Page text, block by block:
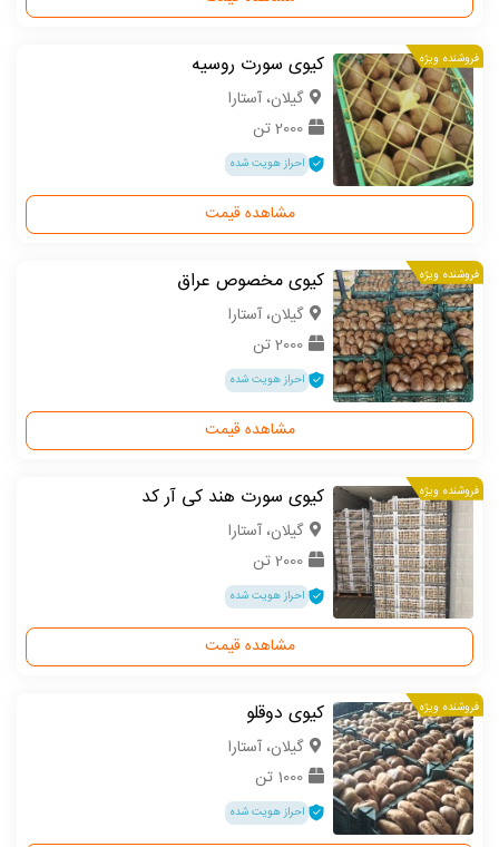
فروشنده ویژه کیوی سورت روسیه
گیلان، آستارا
2000 تن
احراز هویت شده
مشاهده قیمت
فروشنده ویژه کیوی مخصوص عراق
گیلان، آستارا
2000 تن
احراز هویت شده
مشاهده قیمت
فروشنده ویژه کیوی سورت هند کی آر کد
گیلان، آستارا
2000 تن
احراز هویت شده
مشاهده قیمت
فروشنده ویژه کیوی دوقلو
گیلان، آستارا
1000 تن
احراز هویت شده